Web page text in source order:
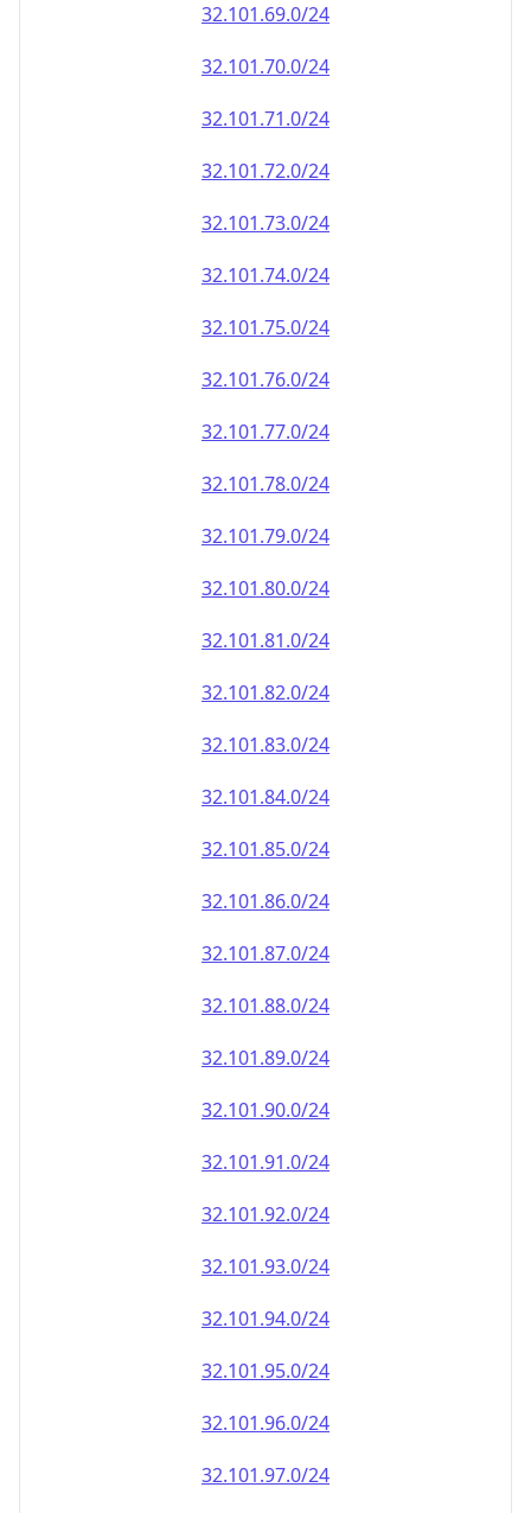
32.101.69.0/24
32.101.70.0/24
32.101.71.0/24
32.101.72.0/24
32.101.73.0/24
32.101.74.0/24
32.101.75.0/24
32.101.76.0/24
32.101.77.0/24
32.101.78.0/24
32.101.79.0/24
32.101.80.0/24
32.101.81.0/24
32.101.82.0/24
32.101.83.0/24
32.101.84.0/24
32.101.85.0/24
32.101.86.0/24
32.101.87.0/24
32.101.88.0/24
32.101.89.0/24
32.101.90.0/24
32.101.91.0/24
32.101.92.0/24
32.101.93.0/24
32.101.94.0/24
32.101.95.0/24
32.101.96.0/24
32.101.97.0/24